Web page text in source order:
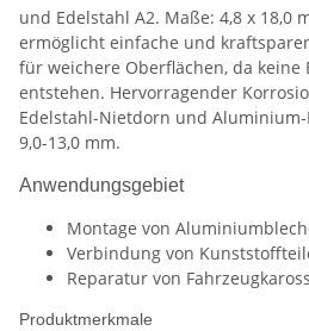
und Edelstahl A2. Maße: 4,8 x 18,0
ermöglicht einfache und
für weichere Oberflächen, da keine
entstehen. Hervorragender
Edelstahl-Nietdorn und
9,0-13,0 mm.
Anwendungsgebiet
Montage von
Verbindung von
Reparatur von
Produktmerkmale